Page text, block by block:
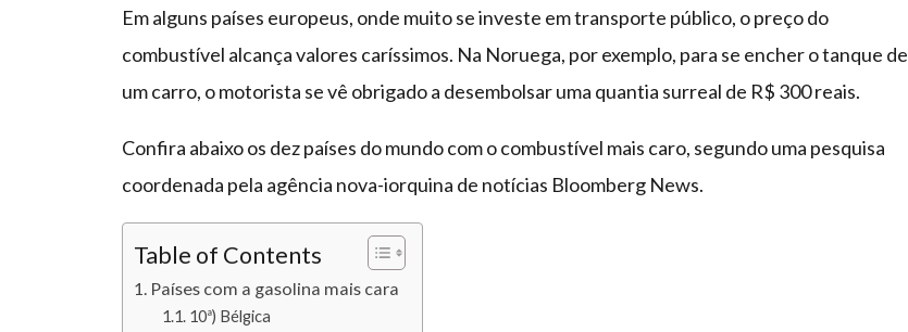
Em alguns países europeus, onde muito se investe em transporte público, o preço do
combustível alcança valores caríssimos. Na Noruega, por exemplo, para se encher o tanque de
um carro, o motorista se vê obrigado a desembolsar uma quantia surreal de R$ 300 reais.
Confira abaixo os dez países do mundo com o combustível mais caro, segundo uma pesquisa
coordenada pela agência nova-iorquina de notícias Bloomberg News.
Table of Contents
Países com a gasolina mais cara
10ª) Bélgica